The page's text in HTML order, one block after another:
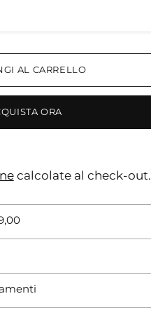
AL CARRELLO
ORA
calcolate al check-out.